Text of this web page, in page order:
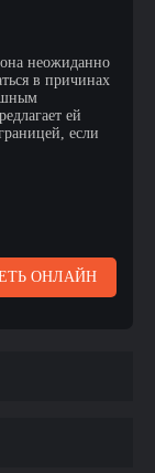
неожиданно
в причинах
ей
если
ОНЛАЙН